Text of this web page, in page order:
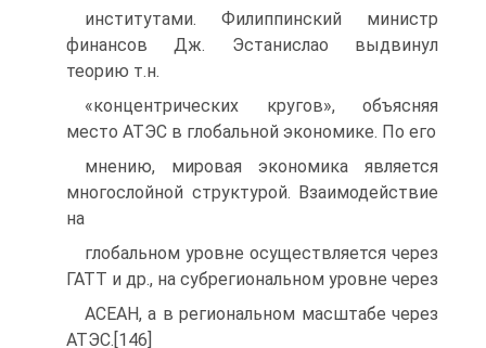
институтами. Филиппинский министр
финансов Дж. Эстанислао выдвинул
теорию т.н.
«концентрических кругов», объясняя
место АТЭС в глобальной экономике. По его
мнению, мировая экономика является
многослойной структурой. Взаимодействие
на
глобальном уровне осуществляется через
ГАТТ и др., на субрегиональном уровне через
АСЕАН, а в региональном масштабе через
АТЭС.[146]